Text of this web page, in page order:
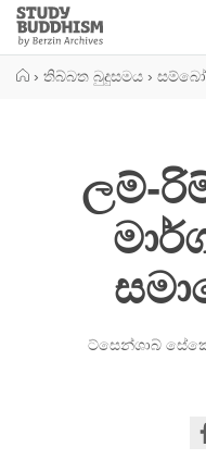
Close
Study
Buddhism
› තිබ්බත බුදුසමය ›
ලම්-
ට්සෙන්ශාබ්